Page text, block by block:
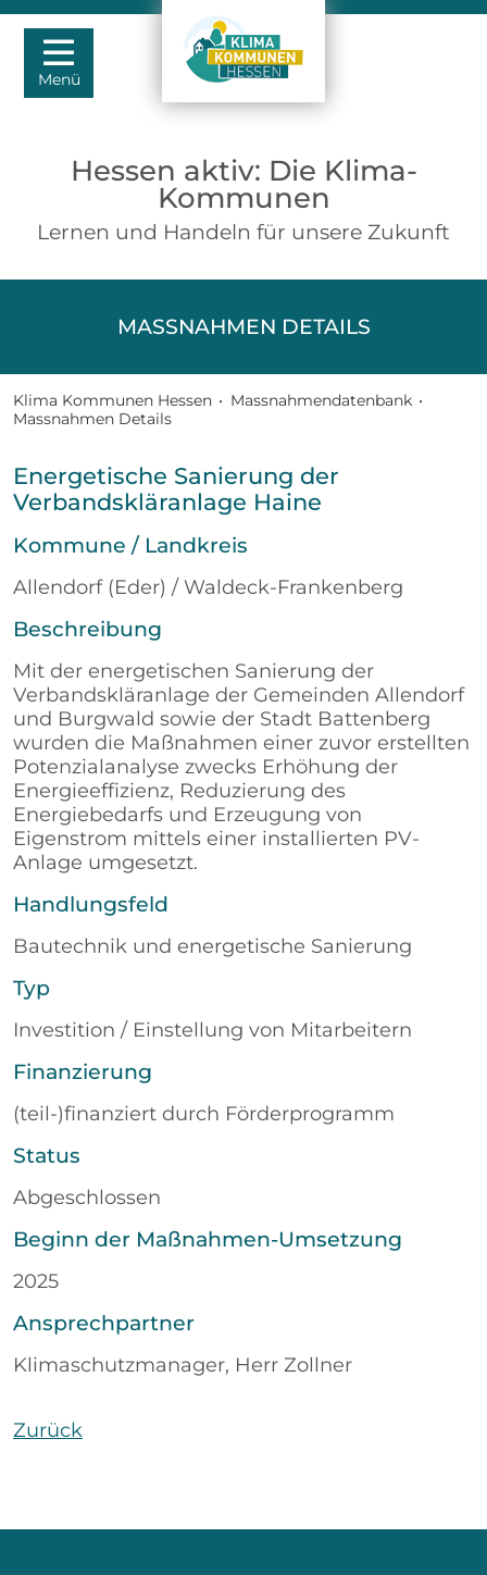
Menü
Hessen aktiv: Die Klima-
Kommunen
Lernen und Handeln für unsere Zukunft
MASSNAHMEN DETAILS
Klima Kommunen Hessen • Massnahmendatenbank •
Massnahmen Details
Energetische Sanierung der
Verbandskläranlage Haine
Kommune / Landkreis
Allendorf (Eder) / Waldeck-Frankenberg
Beschreibung
Mit der energetischen Sanierung der
Verbandskläranlage der Gemeinden Allendorf
und Burgwald sowie der Stadt Battenberg
wurden die Maßnahmen einer zuvor erstellten
Potenzialanalyse zwecks Erhöhung der
Energieeffizienz, Reduzierung des
Energiebedarfs und Erzeugung von
Eigenstrom mittels einer installierten PV-
Anlage umgesetzt.
Handlungsfeld
Bautechnik und energetische Sanierung
Typ
Investition / Einstellung von Mitarbeitern
Finanzierung
(teil-)finanziert durch Förderprogramm
Status
Abgeschlossen
Beginn der Maßnahmen-Umsetzung
2025
Ansprechpartner
Klimaschutzmanager, Herr Zollner
Zurück